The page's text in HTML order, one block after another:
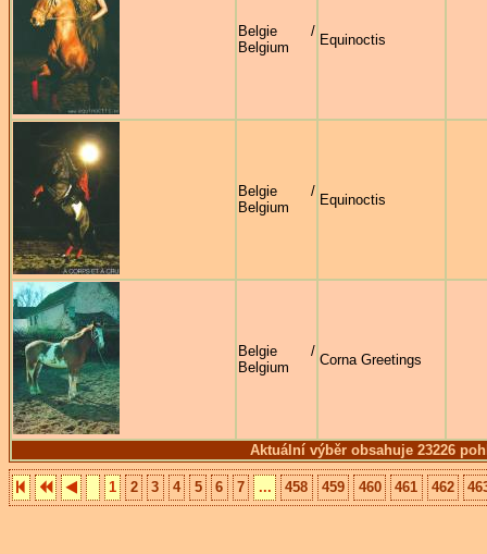
Aktuální výběr obsahuje 23226
Belgie /
Belgium
Equinoctis
Belgie /
Belgium
Equinoctis
Belgie /
Belgium
Corna Greetings
1 2 3 4 5 6 7 ... 458 459 460 461 462